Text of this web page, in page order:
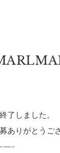
了しました。
ありがとうご